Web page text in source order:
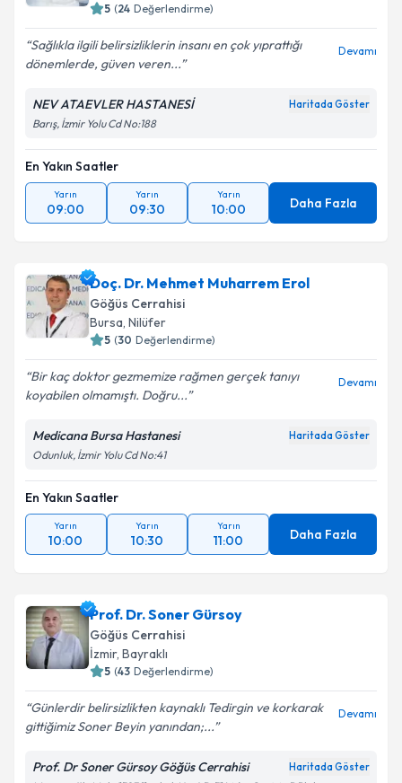
5 (24 Değerlendirme)
Sağlıkla ilgili belirsizliklerin insanı en çok yıprattığı
dönemlerde, güven veren...
Devamı
NEV ATAEVLER HASTANESİ Haritada Göster
Barış, İzmir Yolu Cd No:188
En Yakın Saatler
Yarın
09:00
Yarın
09:30
Yarın
10:00 Daha Fazla
Doç. Dr. Mehmet Muharrem Erol
Göğüs Cerrahisi
Bursa, Nilüfer
5 (30 Değerlendirme)
Bir kaç doktor gezmemize rağmen gerçek tanıyı
koyabilen olmamıştı. Doğru...
Devamı
Medicana Bursa Hastanesi Haritada Göster
Odunluk, İzmir Yolu Cd No:41
En Yakın Saatler
Yarın
10:00
Yarın
10:30
Yarın
11:00 Daha Fazla
Prof. Dr. Soner Gürsoy
Göğüs Cerrahisi
İzmir, Bayraklı
5 (43 Değerlendirme)
Günlerdir belirsizlikten kaynaklı Tedirgin ve korkarak
gittiğimiz Soner Beyin yanından;...
Devamı
Prof. Dr Soner Gürsoy Göğüs Cerrahisi Haritada Göster